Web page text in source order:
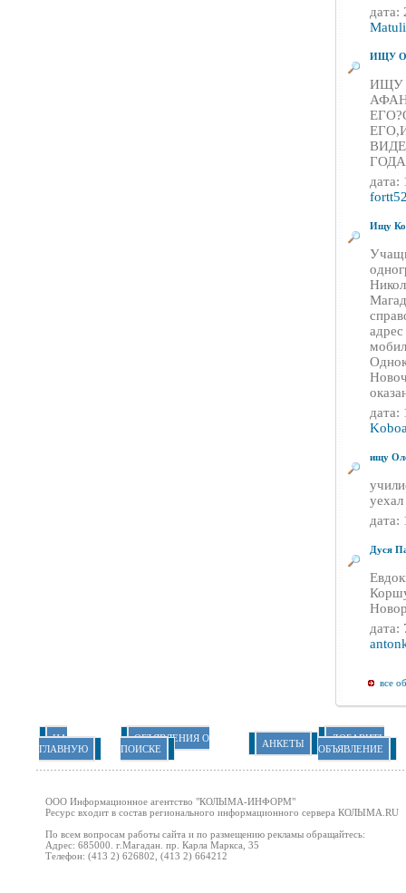
ИЩУ
ИЩУ
Ищу
ищу
Дуся
все
НА
ГЛАВНУЮ
ОБЪЯВЛЕНИЯ О
ПОИСКЕ
АНКЕТЫ
ДОБАВИТЬ
ОБЪЯВЛЕНИЕ
ООО Информационное агентство "КОЛЫМА-ИНФОРМ"
Ресурс входит в состав регионального информационного сервера КОЛЫМА .RU
По всем вопросам работы сайта и по размещению рекламы обращайтесь:
Адрес: 685000. г.Магадан. пр. Карла Маркса, 35
Телефон: (413 2) 626802, (413 2) 664212